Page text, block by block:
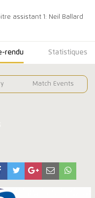
assistant 1: Neil Ballard
rendu Statistiques
Match Events